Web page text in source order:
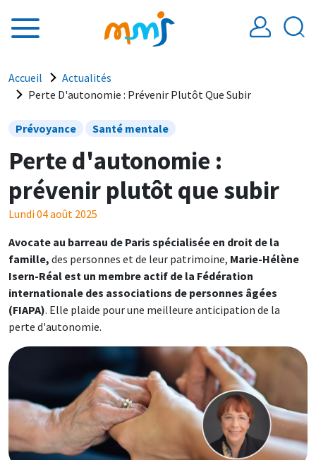
Fil d'Ariane
Accueil
Actualités
Perte D'autonomie : Prévenir Plutôt Que Subir
Prévoyance Santé mentale
Perte d'autonomie :
prévenir plutôt que subir
Lundi 04 août 2025
Avocate au barreau de Paris spécialisée en droit de la
famille, des personnes et de leur patrimoine, Marie-Hélène
Isern-Réal est un membre actif de la Fédération
internationale des associations de personnes âgées
(FIAPA). Elle plaide pour une meilleure anticipation de la
perte d'autonomie.
Image